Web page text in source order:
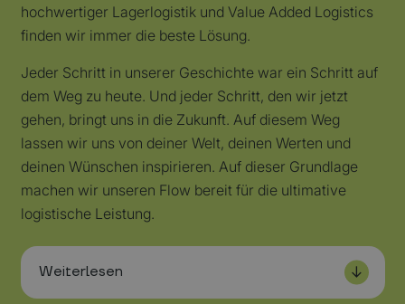
hochwertiger Lagerlogistik und Value Added Logistics
finden wir immer die beste Lösung.
Jeder Schritt in unserer Geschichte war ein Schritt auf
dem Weg zu heute. Und jeder Schritt, den wir jetzt
gehen, bringt uns in die Zukunft. Auf diesem Weg
lassen wir uns von deiner Welt, deinen Werten und
deinen Wünschen inspirieren. Auf dieser Grundlage
machen wir unseren Flow bereit für die ultimative
logistische Leistung.